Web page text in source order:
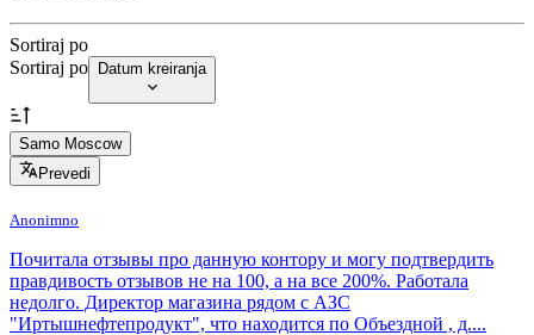
Sortiraj po
Sortiraj po Datum kreiranja
Samo Moscow
Prevedi
Anonimno
Почитала отзывы про данную контору и могу подтвердить
правдивость отзывов не на 100, а на все 200%. Работала
недолго. Директор магазина рядом с АЗС
"Иртышнефтепродукт", что находится по Объездной , д....